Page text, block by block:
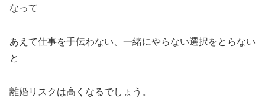
なって
あえて仕事を手伝わない、一緒にやらない選択をとらない
と
離婚リスクは高くなるでしょう。